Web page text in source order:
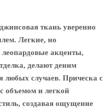
ткань уверенно
Легкие, но
акценты,
делают деним
случаев. Прическа с
объемом и легкой
создавая ощущение